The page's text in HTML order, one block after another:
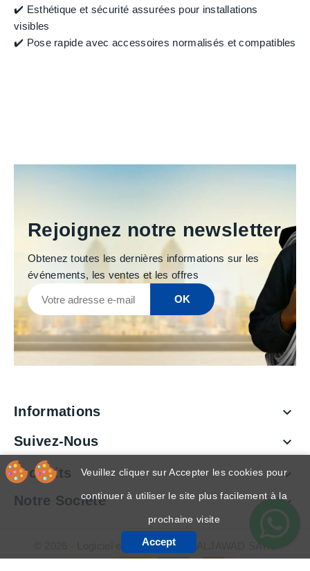
✔️ Esthétique et sécurité assurées pour installations
visibles
✔️ Pose rapide avec accessoires normalisés et compatibles
Rejoignez notre newsletter
Obtenez toutes les dernières informations sur les
événements, les ventes et les offres
Informations 
Suivez-Nous 
Produits 
Notre Société 
Veuillez cliquer sur Accepter les cookies pour
continuer à utiliser le site plus facilement à la
prochaine visite
Accept
© 2026 - Logiciel e-commerce par ALJAWAD SARL